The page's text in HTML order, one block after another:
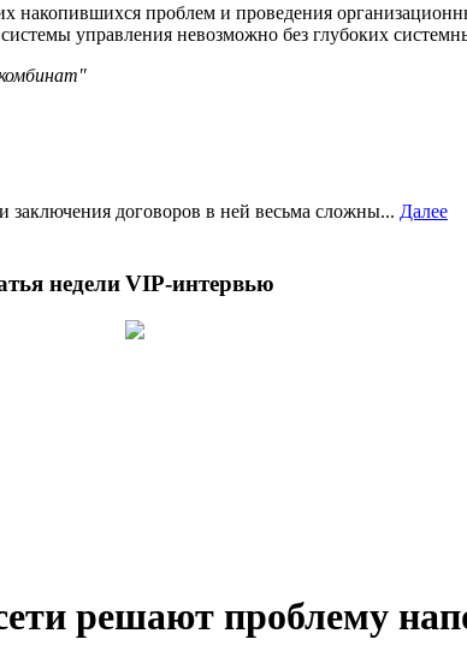
проблем и проведения
управления невозможно без глубоких
заключения договоров в ней весьма сложны... Далее
неделиVIP-интервью
решают проблему